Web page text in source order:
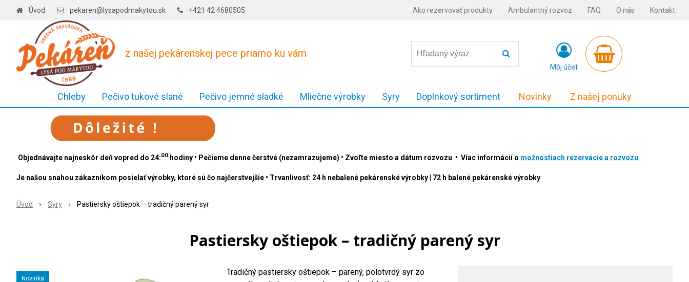
z našej pekárenskej pece priamo ku vám
Úvod pekaren@lysapodmakytou.sk +421 42 4680505 Ako rezervovať produkty Ambulantný rozvoz FAQ O nás Kontakt
Môj účet
Chleby Pečivo tukové slané Pečivo jemné sladké Mliečne výrobky Syry Doplnkový sortiment Novinky Z našej ponuky
Objednávajte najneskôr deň vopred do 24:00 hodiny • Pečieme denne čerstvé (nezamrazujeme) • Zvoľte miesto a dátum rozvozu • Viac informácií o možnostiach rezervácie a rozvozu
Je našou snahou zákazníkom posielať výrobky, ktoré sú čo najčerstvejšie • Trvanlivosť: 24 h nebalené pekárenské výrobky | 72 h balené pekárenské výrobky
Úvod Syry Pastiersky oštiepok – tradičný parený syr
Pastiersky oštiepok – tradičný parený syr
Novinka
Tradičný pastiersky oštiepok – parený, polotvrdý syr zo